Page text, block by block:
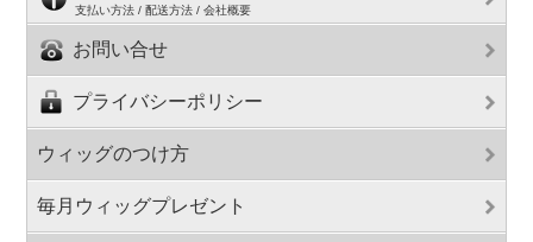
支払い方法 / 配送方法 / 会社概要
お問い合せ
プライバシーポリシー
ウィッグのつけ方
毎月ウィッグプレゼント